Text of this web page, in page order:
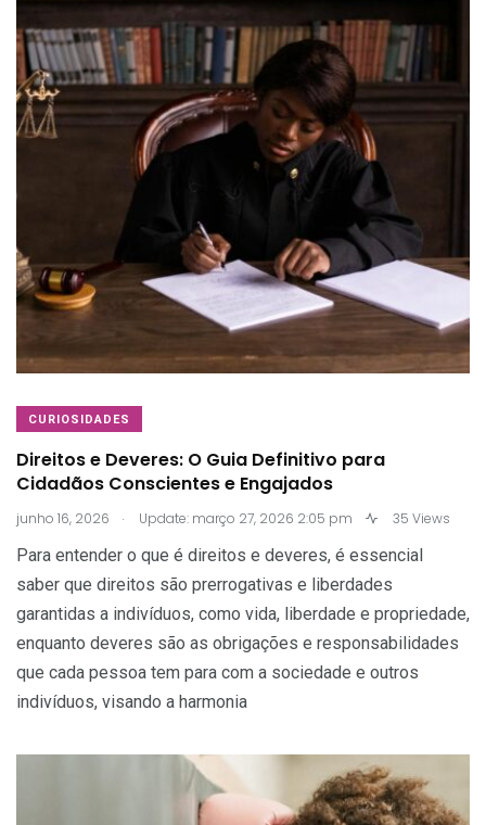
CURIOSIDADES
Direitos e Deveres: O Guia Definitivo para
Cidadãos Conscientes e Engajados
junho 16, 2026 . Update: março 27, 2026 2:05 pm 35 Views
Para entender o que é direitos e deveres, é essencial
saber que direitos são prerrogativas e liberdades
garantidas a indivíduos, como vida, liberdade e propriedade,
enquanto deveres são as obrigações e responsabilidades
que cada pessoa tem para com a sociedade e outros
indivíduos, visando a harmonia